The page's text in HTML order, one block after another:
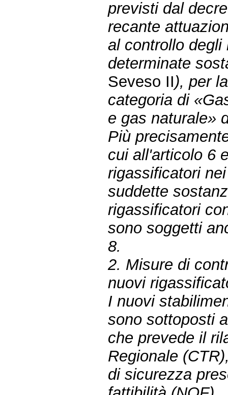
previsti dal
recante
al controllo
determinate
Seveso II), per
categoria di
e gas naturale»
Più
cui all'articolo 6
rigassificatori
suddette
rigassificatori
sono soggetti
8.
2. Misure di
nuovi
I nuovi
sono sottoposti
che prevede il
Regionale
di sicurezza